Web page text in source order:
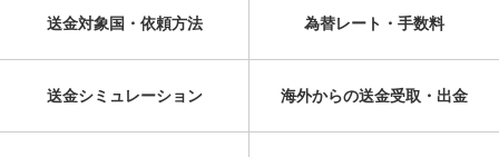
送金対象国・依頼方法 為替レート・手数料
送金シミュレーション 海外からの送金受取・出金